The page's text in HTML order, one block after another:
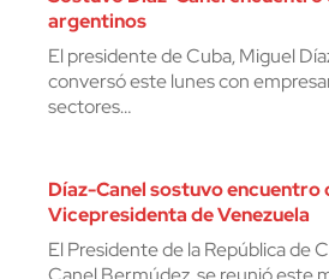
argentinos
El presidente de Cuba, Miguel
conversó este lunes con
sectores…
Díaz-Canel sostuvo encuentro
Vicepresidenta de Venezuela
El Presidente de la República de